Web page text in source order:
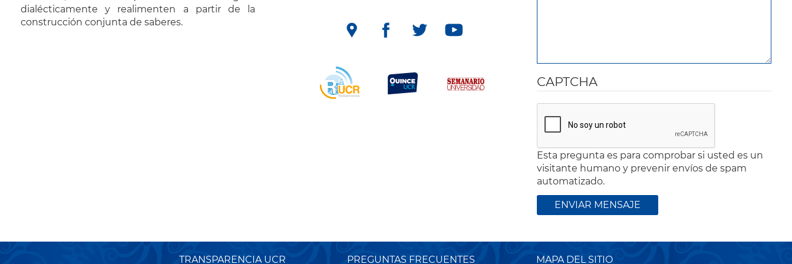
dialécticamente y realimenten a partir de la
construcción conjunta de saberes.
CAPTCHA
Esta pregunta es para comprobar si usted es un
visitante humano y prevenir envíos de spam
automatizado.
TRANSPARENCIA UCR PREGUNTAS FRECUENTES MAPA DEL SITIO